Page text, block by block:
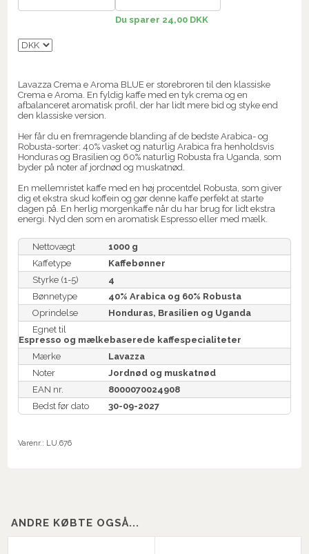
Du sparer 24,00 DKK
Lavazza Crema e Aroma BLUE er storebroren til den klassiske
Crema e Aroma. En fyldig kaffe med en tyk crema og en
afbalanceret aromatisk profil, der har lidt mere bid og styke end
den klassiske version.
Her får du en fremragende blanding af de bedste Arabica- og
Robusta-sorter: 40% vasket og naturlig Arabica fra henholdsvis
Honduras og Brasilien og 60% naturlig Robusta fra Uganda, som
byder på noter af jordnød og muskatnød.
En mellemristet kaffe med en høj procentdel Robusta, som giver
dig et ekstra skud koffein og gør denne kaffe perfekt at starte
dagen på. En herlig morgenkaffe når du har brug for lidt ekstra
energi. Nyd den som en aromatisk Espresso eller med mælk.
Nettovægt
1000 g
Kaffetype
Kaffebønner
Styrke (1-5)
4
Bønnetype
40% Arabica og 60% Robusta
Oprindelse
Honduras, Brasilien og Uganda
Egnet til
Espresso og mælkebaserede kaffespecialiteter
Mærke
Lavazza
Noter
Jordnød og muskatnød
EAN nr.
8000070024908
Bedst før dato
30-09-2027
Varenr.: LU.676
ANDRE KØBTE OGSÅ...